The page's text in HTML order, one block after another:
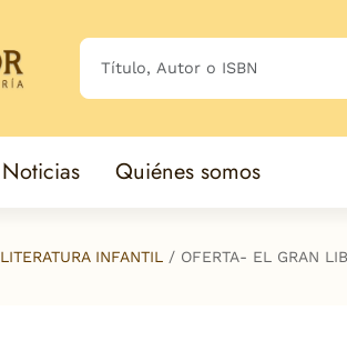
Noticias Quiénes somos
LITERATURA INFANTIL OFERTA- EL GRAN